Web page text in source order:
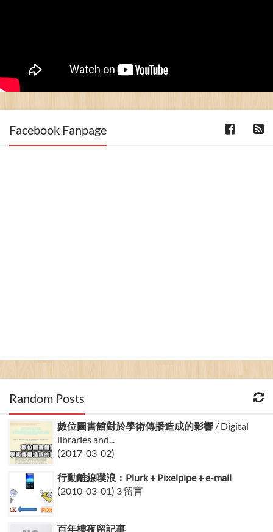
Facebook Fanpage
Random Posts
數位圖書館對於學術傳播造成的影響 / Digital
libraries and...
(2017-03-02)
行動離線噗浪：Plurk + Pixelpipe + e-mail
(2010-03-01) 3 留言
百年樓夜留記事